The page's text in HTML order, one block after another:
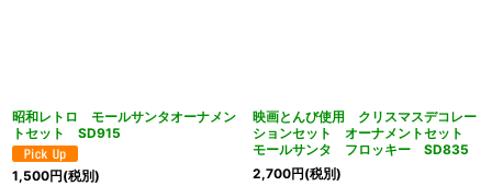
昭和レトロ モールサンタオーナメン
トセット SD915
1,500円(税別)
映画とんび使用 クリスマスデコレー
ションセット オーナメントセット
モールサンタ フロッキー SD835
2,700円(税別)